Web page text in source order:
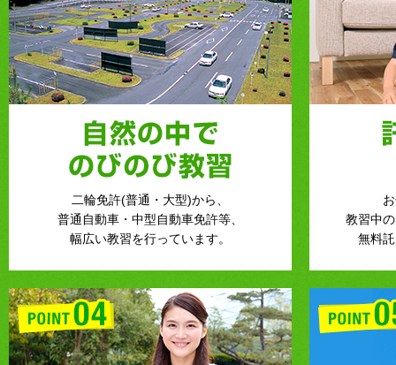
二輪免許(普通・大型)から、
普通自動車・中型自動車免許等、
幅広い教習を行っています。
教習中
無料